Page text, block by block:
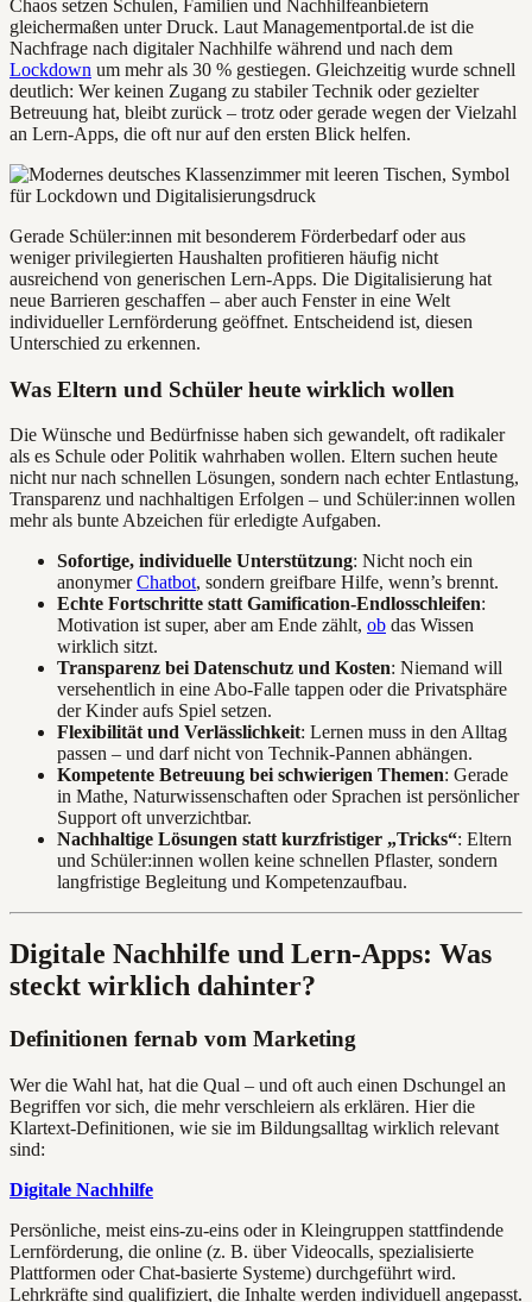
Chaos setzen Schulen, Familien und Nachhilfeanbietern
gleichermaßen unter Druck. Laut Managementportal.de ist die
Nachfrage nach digitaler Nachhilfe während und nach dem
Lockdown um mehr als 30 % gestiegen. Gleichzeitig wurde schnell
deutlich: Wer keinen Zugang zu stabiler Technik oder gezielter
Betreuung hat, bleibt zurück – trotz oder gerade wegen der Vielzahl
an Lern-Apps, die oft nur auf den ersten Blick helfen.
Gerade Schüler:innen mit besonderem Förderbedarf oder aus
weniger privilegierten Haushalten profitieren häufig nicht
ausreichend von generischen Lern-Apps. Die Digitalisierung hat
neue Barrieren geschaffen – aber auch Fenster in eine Welt
individueller Lernförderung geöffnet. Entscheidend ist, diesen
Unterschied zu erkennen.
Was Eltern und Schüler heute wirklich wollen
Die Wünsche und Bedürfnisse haben sich gewandelt, oft radikaler
als es Schule oder Politik wahrhaben wollen. Eltern suchen heute
nicht nur nach schnellen Lösungen, sondern nach echter Entlastung,
Transparenz und nachhaltigen Erfolgen – und Schüler:innen wollen
mehr als bunte Abzeichen für erledigte Aufgaben.
Sofortige, individuelle Unterstützung: Nicht noch ein
anonymerChatbot, sondern greifbare Hilfe, wenn’s brennt.
Echte Fortschritte statt Gamification-Endlosschleifen:
Motivation ist super, aber am Ende zählt, ob das Wissen
wirklich sitzt.
Transparenz bei Datenschutz und Kosten: Niemand will
versehentlich in eine Abo-Falle tappen oder die Privatsphäre
der Kinder aufs Spiel setzen.
Flexibilität und Verlässlichkeit: Lernen muss in den Alltag
passen – und darf nicht von Technik-Pannen abhängen.
Kompetente Betreuung bei schwierigen Themen: Gerade
in Mathe, Naturwissenschaften oder Sprachen ist persönlicher
Support oft unverzichtbar.
Nachhaltige Lösungen statt kurzfristiger „Tricks“: Eltern
und Schüler:innen wollen keine schnellen Pflaster, sondern
langfristige Begleitung und Kompetenzaufbau.
Digitale Nachhilfe und Lern-Apps: Was
steckt wirklich dahinter?
Definitionen fernab vom Marketing
Wer die Wahl hat, hat die Qual – und oft auch einen Dschungel an
Begriffen vor sich, die mehr verschleiern als erklären. Hier die
Klartext-Definitionen, wie sie im Bildungsalltag wirklich relevant
sind:
Digitale Nachhilfe
Persönliche, meist eins-zu-eins oder in Kleingruppen stattfindende
Lernförderung, die online (z. B. über Videocalls, spezialisierte
Plattformen oder Chat-basierte Systeme) durchgeführt wird.
Lehrkräfte sind qualifiziert, die Inhalte werden individuell angepasst.